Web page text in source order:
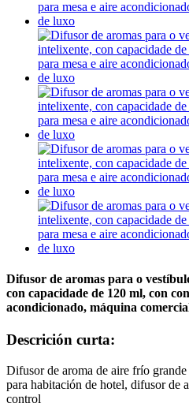
Difusor de aromas para o
con capacidade de 120 ml, con
acondicionado, máquina
Descrición curta:
Difusor de aroma de aire frío
para habitación de hotel, difusor de
control